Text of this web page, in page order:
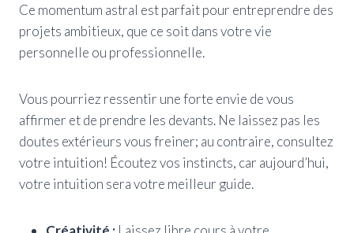
Ce momentum astral est parfait pour entreprendre des
projets ambitieux, que ce soit dans votre vie
personnelle ou professionnelle.
Vous pourriez ressentir une forte envie de vous
affirmer et de prendre les devants. Ne laissez pas les
doutes extérieurs vous freiner; au contraire, consultez
votre intuition! Écoutez vos instincts, car aujourd’hui,
votre intuition sera votre meilleur guide.